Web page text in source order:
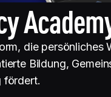
die persönliches
Bildung,
fördert.